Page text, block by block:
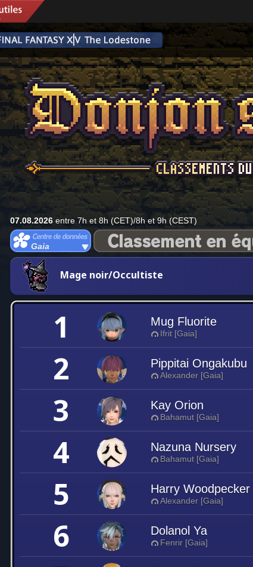
07.08.2026 entre 7h et 8h (CET)/8h et 9h (CEST)
Gaia
Mage noir/Occultiste
1 Mug Fluorite
Ifrit [Gaia]
2 Pippitai Ongakubu
Alexander [Gaia]
3 Kay Orion
Bahamut [Gaia]
4 Nazuna Nursery
Bahamut [Gaia]
5 Harry Woodpecker
Alexander [Gaia]
6 Dolanol Ya
Fenrir [Gaia]